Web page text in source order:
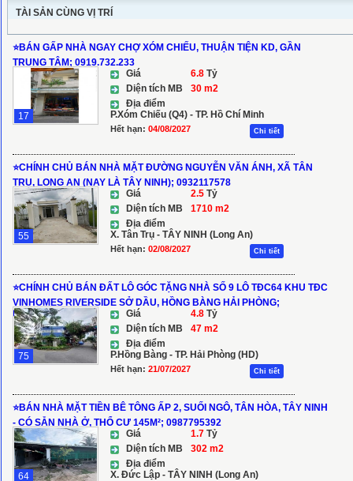
TÀI SẢN CÙNG VỊ TRÍ
⭐️BÁN GẤP NHÀ NGAY CHỢ XÓM CHIẾU, THUẬN TIỆN KD, GẦN
TRUNG TÂM; 0919.732.233
17
Giá 6.8 Tỷ
Diện tích MB
30 m2
Địa điểm
P.Xóm Chiếu (Q4) - TP. Hồ Chí Minh
Hết hạn: 04/08/2027 Chi tiết
⭐️CHÍNH CHỦ BÁN NHÀ MẶT ĐƯỜNG NGUYỄN VĂN ÁNH, XÃ TÂN
TRỤ, LONG AN (NAY LÀ TÂY NINH); 0932117578
55
Giá 2.5 Tỷ
Diện tích MB
1710 m2
Địa điểm
X. Tân Trụ - TÂY NINH (Long An)
Hết hạn: 02/08/2027 Chi tiết
⭐CHÍNH CHỦ BÁN ĐẤT LÔ GÓC TẶNG NHÀ SỐ 9 LÔ TĐC64 KHU TĐC
VINHOMES RIVERSIDE SỞ DẦU, HỒNG BÀNG HẢI PHÒNG;
0904559666
75
Giá 4.8 Tỷ
Diện tích MB
47 m2
Địa điểm
P.Hồng Bàng - TP. Hải Phòng (HD)
Hết hạn: 21/07/2027 Chi tiết
⭐️BÁN NHÀ MẶT TIỀN BÊ TÔNG ẤP 2, SUỐI NGÔ, TÂN HÒA, TÂY NINH
- CÓ SẴN NHÀ Ở, THỔ CƯ 145M²; 0987795392
64
Giá 1.7 Tỷ
Diện tích MB
302 m2
Địa điểm
X. Đức Lập - TÂY NINH (Long An)